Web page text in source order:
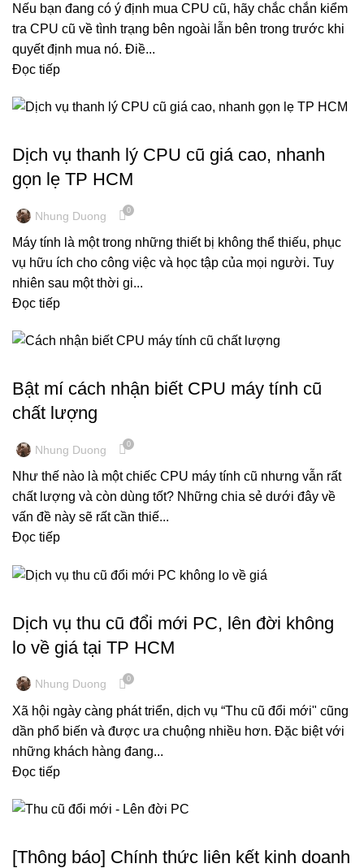
Nếu bạn đang có ý định mua CPU cũ, hãy chắc chắn kiểm
tra CPU cũ về tình trạng bên ngoài lẫn bên trong trước khi
quyết định mua nó. Điề...
Đọc tiếp
Dịch vụ thanh lý CPU cũ giá cao, nhanh
gọn lẹ TP HCM
Nhung Duong 0
Máy tính là một trong những thiết bị không thể thiếu, phục
vụ hữu ích cho công việc và học tập của mọi người. Tuy
nhiên sau một thời gi...
Đọc tiếp
Bật mí cách nhận biết CPU máy tính cũ
chất lượng
Nhung Duong 0
Như thế nào là một chiếc CPU máy tính cũ nhưng vẫn rất
chất lượng và còn dùng tốt? Những chia sẻ dưới đây về
vấn đề này sẽ rất cần thiế...
Đọc tiếp
Dịch vụ thu cũ đổi mới PC, lên đời không
lo về giá tại TP HCM
Nhung Duong 0
Xã hội ngày càng phát triển, dịch vụ “Thu cũ đổi mới" cũng
dần phổ biến và được ưa chuộng nhiều hơn. Đặc biệt với
những khách hàng đang...
Đọc tiếp
[Thông báo] Chính thức liên kết kinh doanh